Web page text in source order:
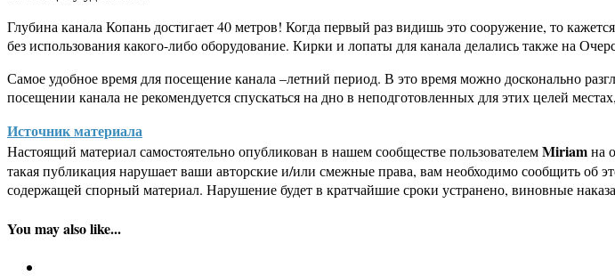
Глубина канала Копань достигает 40 метров! Когда первый раз видишь это сооружение, то
без использования какого-либо оборудование. Кирки и лопаты для канала делались также на
Самое удобное время для посещение канала –летний период. В это время можно досконально
посещении канала не рекомендуется спускаться на дно в неподготовленных для этих целей
Источник материала
Настоящий материал самостоятельно опубликован в нашем сообществе пользователемMiriamна
такая публикация нарушает ваши авторские и/или смежные права, вам необходимо сообщить об
содержащей спорный материал. Нарушение будет в кратчайшие сроки устранено, виновные
You may also like...